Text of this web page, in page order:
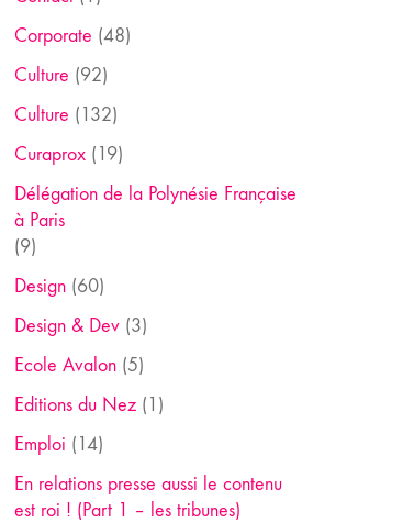
Corporate (48)
Culture (92)
Culture (132)
Curaprox(19)
Délégation de la Polynésie Française
à Paris
(9)
Design(60)
Design & Dev(3)
Ecole Avalon(5)
Editions du Nez(1)
Emploi (14)
En relations presse aussi le contenu
est roi ! (Part 1 – les tribunes)